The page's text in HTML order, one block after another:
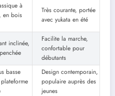
à
en bois
Très courante, portée
avec yukata en été
inclinée,
Facilite la marche,
confortable pour
débutants
basse
Design contemporain,
populaire auprès des
jeunes